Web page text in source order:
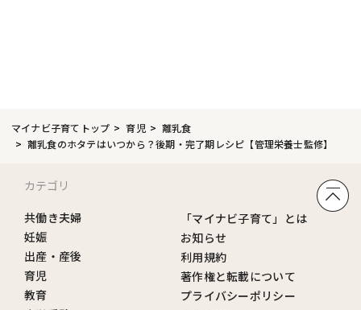
マイナビ子育てトップ 育児
離乳食
離乳食のホタテはいつから？後期・完了期レシピ【管理栄養士監修】
カテゴリ
共働き夫婦
妊娠
出産・産後
育児
教育
「マイナビ子育て」とは
お知らせ
利用規約
著作権と転載について
プライバシーポリシー